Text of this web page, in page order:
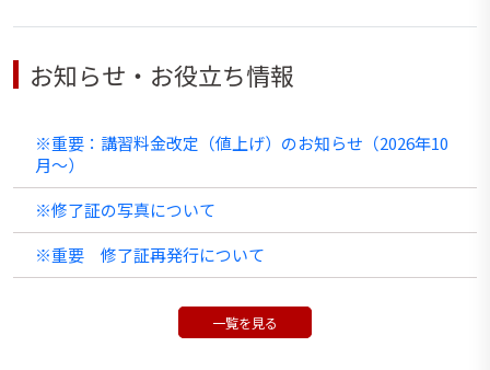
お知らせ・お役立ち情報
※重要：講習料金改定（値上げ）のお知らせ（2026年10
月〜）
※修了証の写真について
※重要 修了証再発行について
一覧を見る